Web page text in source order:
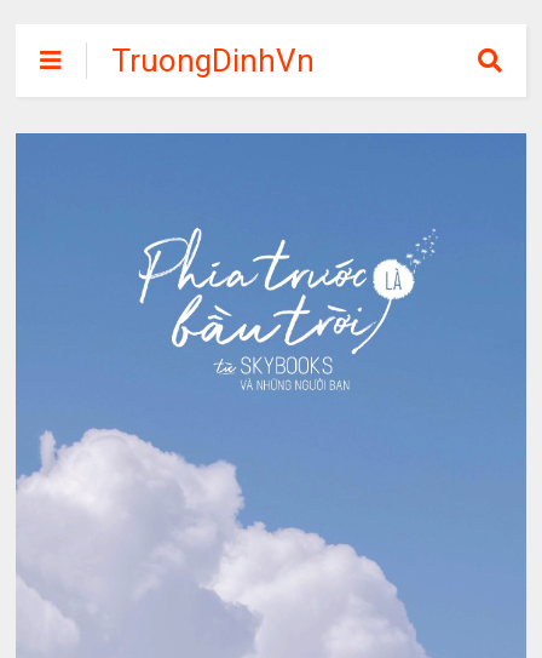
TruongDinhVn
Chia sẽ ebook,
các khóa học,